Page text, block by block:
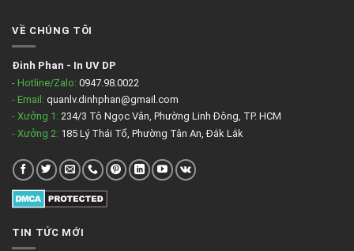
VỀ CHÚNG TÔI
Đinh Phan - In UV DP
- Hotline/Zalo: 0947.98.0022
- Email: quanlv.dinhphan@gmail.com
- Xưởng 1: 234/3 Tô Ngọc Vân, Phường Linh Đông, TP. HCM
- Xưởng 2: 185 Lý Thái Tổ, Phường Tân An, Đắk Lắk
TIN TỨC MỚI